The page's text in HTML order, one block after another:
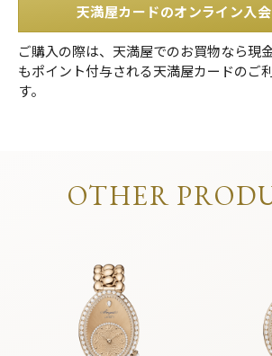
天満屋カードのオンライン入
ご購入の際は、天満屋でのお買物なら現
もポイント付与される天満屋カードのご
す。
OTHER